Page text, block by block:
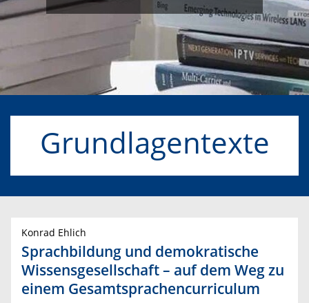
Grundlagentexte
Konrad Ehlich
Sprachbildung und demokratische
Wissensgesellschaft – auf dem Weg zu
einem Gesamtsprachencurriculum